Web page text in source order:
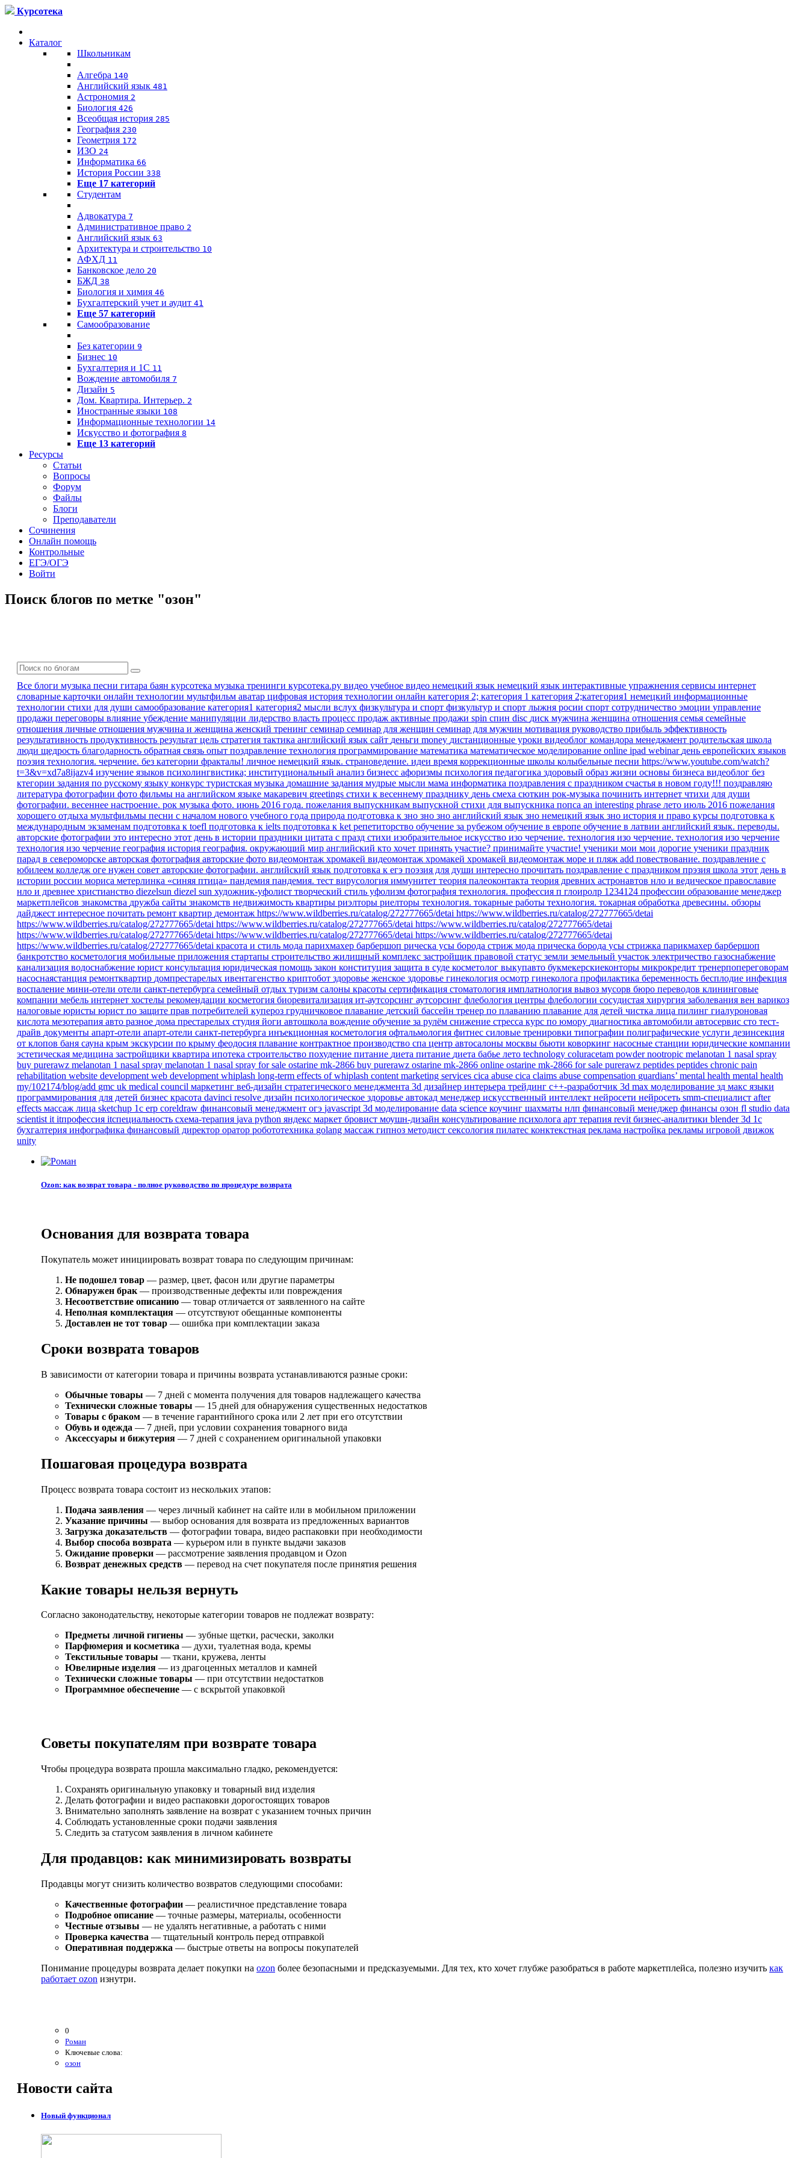
Курсотека
Каталог
Школьникам
Алгебра 140
Английский язык 481
Астрономия 2
Биология 426
Всеобщая история 285
География 230
Геометрия 172
ИЗО 24
Информатика 66
История России 338
Еще 17 категорий
Студентам
Адвокатура 7
Административное право 2
Английский язык 63
Архитектура и строительство 10
АФХД 11
Банковское дело 20
БЖД 38
Биология и химия 46
Бухгалтерский учет и аудит 41
Еще 57 категорий
Самообразование
Без категории 9
Бизнес 10
Бухгалтерия и 1C 11
Вождение автомобиля 7
Дизайн 5
Дом. Квартира. Интерьер. 2
Иностранные языки 108
Информационные технологии 14
Искусство и фотография 8
Еще 13 категорий
Ресурсы
Статьи
Вопросы
Форум
Файлы
Блоги
Преподаватели
Сочинения
Онлайн помощь
Контрольные
ЕГЭ/ОГЭ
Войти
Поиск блогов по метке "озон"
Все блоги музыка песни гитара баян курсотека музыка тренинги курсотека.ру видео учебное видео немецкий язык немецкий язык интерактивные упражнения сервисы интернет
словарные карточки онлайн технологии мультфильм аватар цифровая история технологии онлайн категория 2; категория 1 категория 2;категория1 немецкий информационные
технологии стихи для души самообразование категория1 категория2 мысли вслух физкультура и спорт физкультур и спорт лыжня росии спорт сотрудничество эмоции управление
продажи переговоры влияние убеждение манипуляции лидерство власть процесс продаж активные продажи spin спин disc диск мужчина женщина отношения семья семейные
отношения личные отношения мужчина и женщина женский тренинг семинар семинар для женщин семинар для мужчин мотивация руководство прибыль эффективность
результативность продуктивность результат цель стратегия тактика английский язык сайт деньги money дистанционные уроки видеоблог командора менеджмент родительская школа
люди щедрость благодарность обратная связь опыт поздравление технология программирование математика математическое моделирование online ipad webinar день европейских языков
поэзия технология. черчение. без категории фракталы! личное немецкий язык. страноведение. идеи время коррекционные школы колыбельные песни https://www.youtube.com/watch?
t=3&v=xd7a8ijazv4 изучение языков психолингвистика; институциональный анализ бизнесс афоризмы психология педагогика здоровый образ жизни основы бизнеса видеоблог без
ктегории задания по русскому языку конкурс туристская музыка домашние задания мудрые мысли мама информатика поздравления с праздником счастья в новом году!!! поздравляю
литература фотографии фото фильмы на английском языке макаревич greetings стихи к весеннему празднику день смеха сюткин рок-музыка починить интернет чтихи для души
фотографии. весеннее настроение. рок музыка фото. июнь 2016 года. пожелания выпускникам выпускной стихи для выпускника попса an interesting phrase лето июль 2016 пожелания
хорошего отдыха мультфильмы песни с началом нового учебного года природа подготовка к зно зно зно английский язык зно немецкий язык зно история и право курсы подготовка к
международным экзаменам подготовка к toefl подготовка к ielts подготовка к ket репетиторство обучение за рубежом обучение в европе обучение в латвии английский язык. переводы.
авторские фотографии это интересно этот день в истории праздники цитата с празд стихи изобразительное искусство изо черчение. технология изо черчение. технология изо черчение
технология изо черчение география история география. окружающий мир английский кто хочет принять участие? принимайте участие! ученики мои мои дорогие ученики праздник
парад в североморске авторская фотография авторские фото видеомонтаж хромакей видеомонтаж хромакей хромакей видеомонтаж море и пляж add повествование. поздравление с
юбилеем колледж оге нужен совет авторские фотографии. английский язык подготовка к егэ поэзия для души интересно прочитать поздравление с праздником прэзия школа этот день в
истории россии мориса метерлинка «синяя птица» пандемия пандемия. тест вирусология иммунитет теория палеоконтакта теория древних астронавтов нло и ведическое православие
нло и древнее христианство diezelsun diezel sun художник-уфолист творческий стиль уфолизм фотография технология. профессия п глоиролр 1234124 профессии образование менеджер
маркетплейсов знакомства дружба сайты знакомств недвижимость квартиры риэлторы риелторы технология. токарные работы технология. токарная обработка древесины. обзоры
дайджест интересное почитать ремонт квартир демонтаж https://www.wildberries.ru/catalog/272777665/detai https://www.wildberries.ru/catalog/272777665/detai
https://www.wildberries.ru/catalog/272777665/detai https://www.wildberries.ru/catalog/272777665/detai https://www.wildberries.ru/catalog/272777665/detai
https://www.wildberries.ru/catalog/272777665/detai https://www.wildberries.ru/catalog/272777665/detai https://www.wildberries.ru/catalog/272777665/detai
https://www.wildberries.ru/catalog/272777665/detai красота и стиль мода парихмахер барбершоп рическа усы борода стриж мода прическа борода усы стрижка парикмахер барбершоп
банкротство косметология мобильные приложения стартапы строительство жилищный комплекс застройщик правовой статус земли земельный участок электричество газоснабжение
канализация водоснабжение юрист консультация юридическая помощь закон конституция защита в суде косметолог выкупавто букмекерскиеконторы микрокредит тренерпопереговорам
насоснаястанция ремонтквартир домпрестарелых ивентагенство криптобот здоровье женское здоровье гинекология осмотр гинеколога профилактика беременность бесплодие инфекция
воспаление мини-отели отели санкт-петербурга семейный отдых туризм салоны красоты сертификация стоматология имплатнология вывоз мусорв бюро переводов клининговые
компании мебель интернет хостелы рекомендации косметогия биоревитализация ит-аутсорсинг аутсорсинг флебология центры флебологии сосудистая хирургия заболевания вен варикоз
налоговые юристы юрист по защите прав потребителей купероз грудничковое плавание детский бассейн тренер по плаванию плавание для детей чистка лица пилинг гиалуроновая
кислота мезотерапия авто разное дома престарелых студия йоги автошкола вождение обучение за рулём снижение стресса курс по юмору диагностика автомобили автосервис сто тест-
драйв документы апарт-отели апарт-отели санкт-петербурга инъекционная косметология офтальмология фитнес силовые тренировки типографии полиграфические услуги дезинсекция
от клопов баня сауна крым экскурсии по крыму феодосия плавание контрактное производство спа центр автосалоны москвы бьюти коворкинг насосные станции юридические компании
эстетическая медицина застройщики квартира ипотека строительство похудение питание диета питание диета бабье лето technology coluracetam powdernootropic melanotan 1 nasal spray
buy purerawz melanotan 1 nasal spray melanotan 1 nasal spray for sale ostarine mk-2866 buy purerawz ostarine mk-2866 online ostarine mk-2866 for sale purerawz peptides peptides chronic pain
rehabilitation website development web development whiplash long-term effects of whiplash content marketing services cica abuse cica claims abuse compensation guardians’ mental health mental health
my/102174/blog/add gmc uk medical council маркетинг веб-дизайн стратегического менеджмента 3d дизайнер интерьера трейдинг c++-разработчик 3d max моделирование зд макс языки
программирования для детей бизнес красота davinci resolve дизайн психологическое здоровье автокад менеджер искусственный интеллект нейросети нейросеть smm-специалист after
effects массаж лица sketchup 1с erp coreldraw финансовый менеджмент огэ javascript 3d моделирование data science коучинг шахматы нлп финансовый менеджер финансы озон fl studio data
scientist it itпрофессия itспециальность схема-терапия java python яндекс маркет бровист моушн-дизайн консультирование психолога арт терапия revit бизнес-аналитики blender 3d 1с
бухгалтерия инфографика финансовый директор оратор робототехника golang массаж гипноз методист сексология пилатес конктекстная реклама настройка рекламы игровой движок
unity
Ozon: как возврат товара - полное руководство по процедуре возврата
Основания для возврата товара
Покупатель может инициировать возврат товара по следующим причинам:
Не подошел товар — размер, цвет, фасон или другие параметры
Обнаружен брак — производственные дефекты или повреждения
Несоответствие описанию — товар отличается от заявленного на сайте
Неполная комплектация — отсутствуют обещанные компоненты
Доставлен не тот товар — ошибка при комплектации заказа
Сроки возврата товаров
В зависимости от категории товара и причины возврата устанавливаются разные сроки:
Обычные товары — 7 дней с момента получения для товаров надлежащего качества
Технически сложные товары — 15 дней для обнаружения существенных недостатков
Товары с браком — в течение гарантийного срока или 2 лет при его отсутствии
Обувь и одежда — 7 дней, при условии сохранения товарного вида
Аксессуары и бижутерия — 7 дней с сохранением оригинальной упаковки
Пошаговая процедура возврата
Процесс возврата товара состоит из нескольких этапов:
Подача заявления — через личный кабинет на сайте или в мобильном приложении
Указание причины — выбор основания для возврата из предложенных вариантов
Загрузка доказательств — фотографии товара, видео распаковки при необходимости
Выбор способа возврата — курьером или в пункте выдачи заказов
Ожидание проверки — рассмотрение заявления продавцом и Ozon
Возврат денежных средств — перевод на счет покупателя после принятия решения
Какие товары нельзя вернуть
Согласно законодательству, некоторые категории товаров не подлежат возврату:
Предметы личной гигиены — зубные щетки, расчески, заколки
Парфюмерия и косметика — духи, туалетная вода, кремы
Текстильные товары — ткани, кружева, ленты
Ювелирные изделия — из драгоценных металлов и камней
Технически сложные товары — при отсутствии недостатков
Программное обеспечение — с вскрытой упаковкой
Советы покупателям при возврате товара
Чтобы процедура возврата прошла максимально гладко, рекомендуется:
Сохранять оригинальную упаковку и товарный вид изделия
Делать фотографии и видео распаковки дорогостоящих товаров
Внимательно заполнять заявление на возврат с указанием точных причин
Соблюдать установленные сроки подачи заявления
Следить за статусом заявления в личном кабинете
Для продавцов: как минимизировать возвраты
Продавцы могут снизить количество возвратов следующими способами:
Качественные фотографии — реалистичное представление товара
Подробное описание — точные размеры, материалы, особенности
Честные отзывы — не удалять негативные, а работать с ними
Проверка качества — тщательный контроль перед отправкой
Оперативная поддержка — быстрые ответы на вопросы покупателей
Понимание процедуры возврата делает покупки на ozon более безопасными и предсказуемыми. Для тех, кто хочет глубже разобраться в работе маркетплейса, полезно изучить как
работает ozon изнутри.
0
Роман
Ключевые слова:
озон
Новости сайта
Новый функционал